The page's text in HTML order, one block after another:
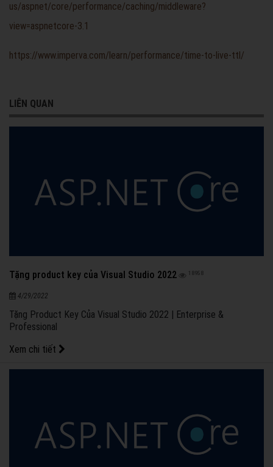
us/aspnet/core/performance/caching/middleware?
view=aspnetcore-3.1
https://www.imperva.com/learn/performance/time-to-live-ttl/
LIÊN QUAN
Tặng product key của Visual Studio 2022 18958
4/29/2022
Tặng Product Key Của Visual Studio 2022 | Enterprise &
Professional
Xem chi tiết